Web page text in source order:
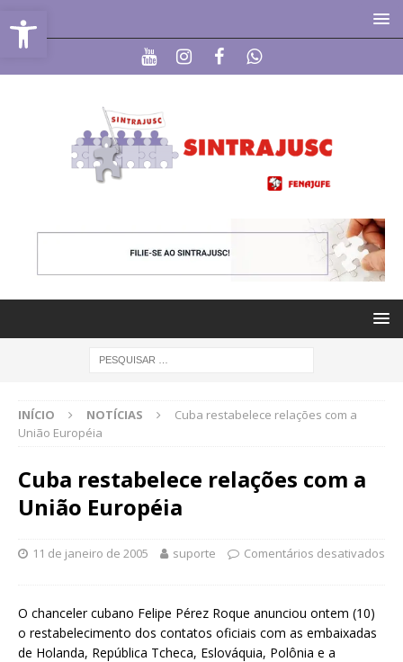
Abrir a barra de ferramentas
INÍCIO NOTÍCIAS
Cuba restabelece relações com a
União Européia
Cuba restabelece relações com a
União Européia
11 de janeiro de 2005 suporte Comentários desativados
O chanceler cubano Felipe Pérez Roque anunciou ontem (10)
o restabelecimento dos contatos oficiais com as embaixadas
de Holanda, República Tcheca, Eslováquia, Polônia e a